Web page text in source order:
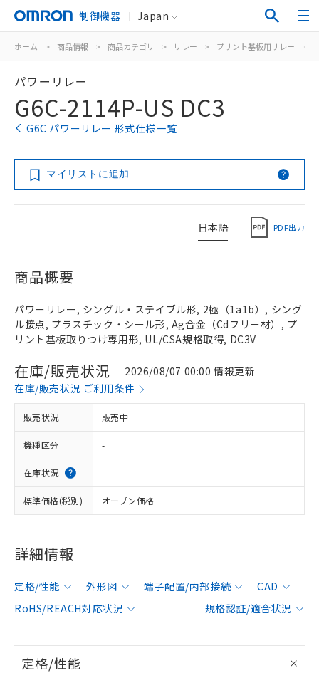
制御機器 Japan
ホーム > 商品情報 > 商品カテゴリ > リレー > プリント基板用リレー >
パワーリレー
G6C-2114P-US DC3
G6C パワーリレー 形式仕様一覧
マイリストに追加
日本語 PDF出力
商品概要
パワーリレー, シングル・ステイブル形, 2極（1a1b）, シング
ル接点, プラスチック・シール形, Ag合金（Cdフリー材）, プ
リント基板取りつけ専用形, UL/CSA規格取得, DC3V
在庫/販売状況
2026/08/07 00:00 情報更新
在庫/販売状況 ご利用条件
販売状況 販売中
機種区分 -
在庫状況
標準価格(税別) オープン価格
詳細情報
定格/性能 外形図 端子配置/内部接続
CAD
RoHS/REACH対応状況
規格認証/適合状況
定格/性能